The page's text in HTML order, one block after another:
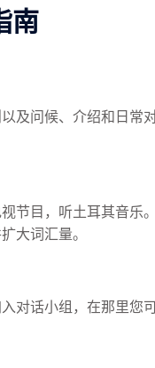
南
及问候、介绍和日常
节目，听土耳其音乐
大词汇量。
对话小组，在那里您